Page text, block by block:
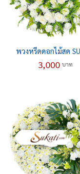
พวงหรีดดอกไม้สด
3,000 บาท